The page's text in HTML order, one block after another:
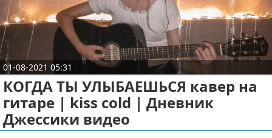
Видео обучение на фортепиано
Игра на гитаре
Видео с игрой на гитаре
Статьи про гитары
Игра на фортепиано
Видео с игрой на фортепиано
Юмор
Контакты
Сотрудничество
Размещение рекламы
Для правообладателей
Условия предоставления информации
01-08-2021 05:31
КОГДА ТЫ УЛЫБАЕШЬСЯ кавер на
гитаре | kiss cold | Дневник
Джессики видео